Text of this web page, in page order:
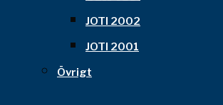
JOTI 2002
JOTI 2001
Övrigt